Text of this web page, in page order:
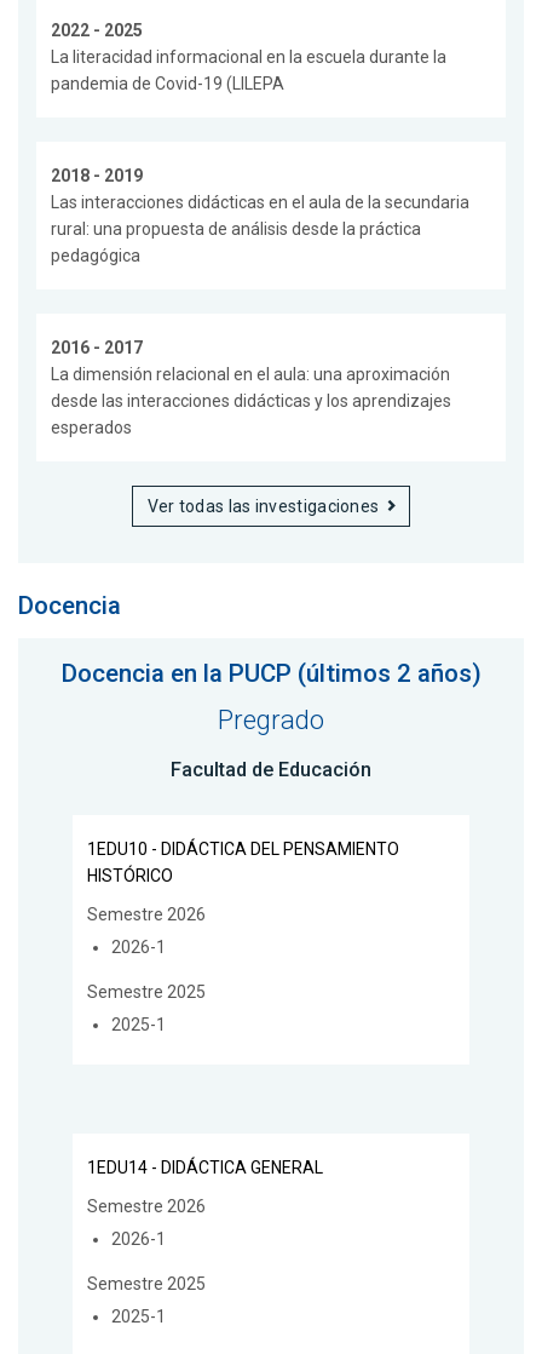
2022 - 2025
La literacidad informacional en la escuela durante la
pandemia de Covid-19 (LILEPA
2018 - 2019
Las interacciones didácticas en el aula de la secundaria
rural: una propuesta de análisis desde la práctica
pedagógica
2016 - 2017
La dimensión relacional en el aula: una aproximación
desde las interacciones didácticas y los aprendizajes
esperados
Ver todas las investigaciones
Docencia
Docencia en la PUCP (últimos 2 años)
Pregrado
Facultad de Educación
1EDU10 - DIDÁCTICA DEL PENSAMIENTO
HISTÓRICO
Semestre 2026
2026-1
Semestre 2025
2025-1
1EDU14 - DIDÁCTICA GENERAL
Semestre 2026
2026-1
Semestre 2025
2025-1